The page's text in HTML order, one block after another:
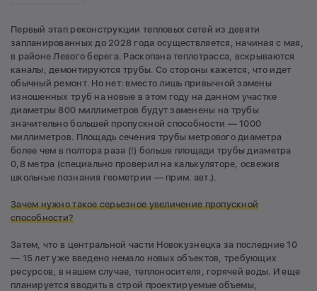
Первый этап реконструкции тепловых сетей из девяти
запланированных до 2028 года осуществляется, начиная с мая,
в районе Левого берега. Раскопана теплотрасса, вскрываются
каналы, демонтируются трубы. Со стороны кажется, что идет
обычный ремонт. Но нет: вместо лишь привычной замены
изношенных труб на новые в этом году на данном участке
диаметры 800 миллиметров будут заменены на трубы
значительно большей пропускной способности — 1000
миллиметров. Площадь сечения трубы метрового диаметра
более чем в полтора раза (!) больше площади трубы диаметра
0,8 метра (специально проверил на калькуляторе, освежив
школьные познания геометрии — прим. авт.).
Зачем нужно такое серьезное увеличение пропускной
способности?
Затем, что в центральной части Новокузнецка за последние 10
— 15 лет уже введено немало новых объектов, требующих
ресурсов, в нашем случае, теплоносителя, горячей воды. И еще
планируется вводить в строй проектируемые объемы,